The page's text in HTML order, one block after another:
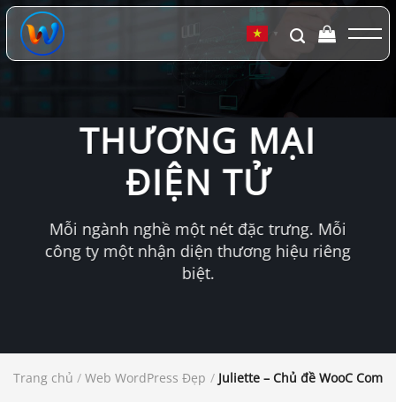
Chuyển
đến
dung
▼
THƯƠNG MẠI
ĐIỆN TỬ
Mỗi ngành nghề một nét đặc trưng. Mỗi
công ty một nhận diện thương hiệu riêng
biệt.
Trang chủ / Web WordPress Đẹp / Juliette – Chủ đề WooC